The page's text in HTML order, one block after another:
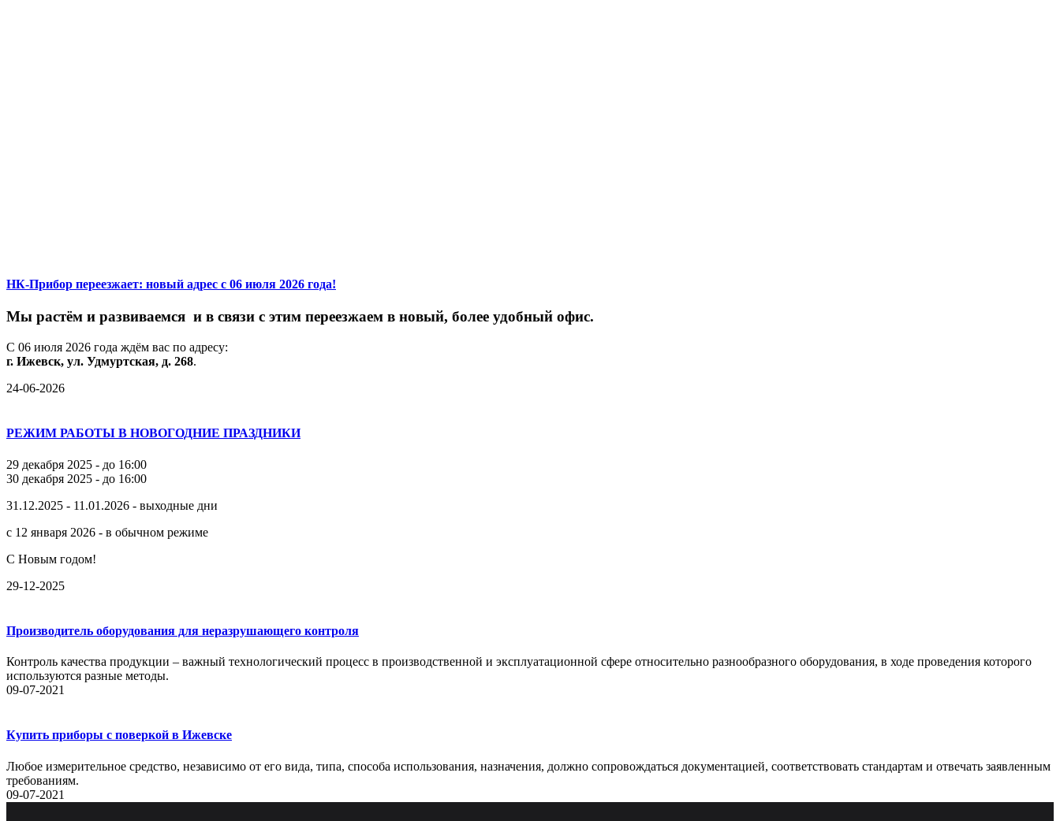
НК-Прибор переезжает: новый адрес с 06 июля 2026 года!
Мы растём и развиваемся и в связи с этим переезжаем в новый, более удобный офис.
С 06 июля 2026 года ждём вас по адресу:
г. Ижевск, ул. Удмуртская, д. 268.
24-06-2026
РЕЖИМ РАБОТЫ В НОВОГОДНИЕ ПРАЗДНИКИ
29 декабря 2025 - до 16:00
30 декабря 2025 - до 16:00
31.12.2025 - 11.01.2026 - выходные дни
с 12 января 2026 - в обычном режиме
С Новым годом!
29-12-2025
Производитель оборудования для неразрушающего контроля
Контроль качества продукции – важный технологический процесс в производственной и эксплуатационной сфере относительно разнообразного оборудования, в ходе проведения которого
используются разные методы.
09-07-2021
Купить приборы с поверкой в Ижевске
Любое измерительное средство, независимо от его вида, типа, способа использования, назначения, должно сопровождаться документацией, соответствовать стандартам и отвечать заявленным
требованиям.
09-07-2021